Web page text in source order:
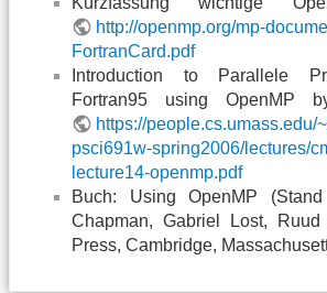
http://openmp.org/mp-
FortranCard.pdf
Introduction to Parallele
Fortran95 using OpenMP
https://people.cs.umass.edu/
psci691w-spring2006/lectures/
lecture14-openmp.pdf
Buch: Using OpenMP
Chapman, Gabriel Lost,
Press, Cambridge,